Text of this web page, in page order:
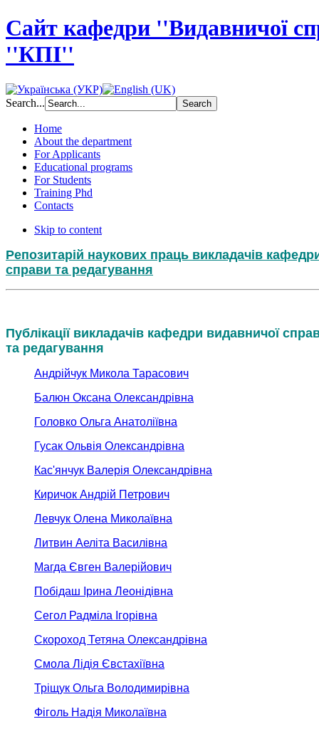
Сайт кафедри ''Видавничої
''КПІ''
Search...
Home
About the department
For Applicants
Educational programs
For Students
Training Phd
Contacts
Skip to content
Репозитарій наукових праць викладачів
справи та редагування
Публікації викладачів кафедри видавничої
та редагування
Андрійчук Микола Тарасович
Балюн Оксана Олександрівна
Головко Ольга Анатоліївна
Гусак Ольвія Олександрівна
Кас'янчук Валерія Олександрівна
Киричок Андрій Петрович
Левчук Олена Миколаївна
Литвин Аеліта Василівна
Магда Євген Валерійович
Побідаш Ірина Леонідівна
Сегол Радміла Ігорівна
Скороход Тетяна Олександрівна
Смола Лідія Євстахіївна
Тріщук Ольга Володимирівна
Фіголь Надія Миколаївна